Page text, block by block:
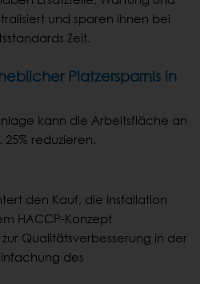
und sparen Ihnen bei
Zeit.
Platzersparnis in
kann die Arbeitsfläche an
reduzieren.
den Kauf, die Installation
HACCP-Konzept
Qualitätsverbesserung in der
des